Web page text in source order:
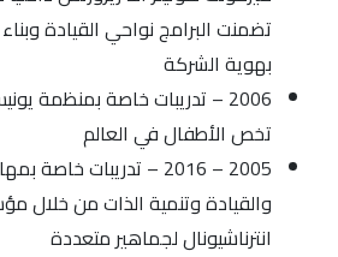
تضمنت البرامج نواحي القيادة
بهوية الشركة
2006 – تدريبات خاصة بمنظمة
تخص الأطفال في العالم
2005 – 2016 – تدريبات
والقيادة وتنمية الذات من خلال
انترناشيونال لجماهير متعددة